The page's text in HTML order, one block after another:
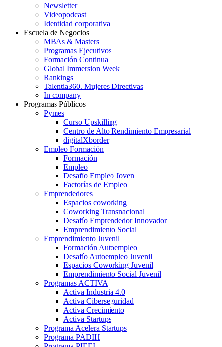
Newsletter
Videopodcast
Identidad corporativa
Escuela de Negocios
MBAs & Masters
Programas Ejecutivos
Formación Continua
Global Immersion Week
Rankings
Talentia360. Mujeres Directivas
In company
Programas Públicos
Pymes
Curso Upskilling
Centro de Alto Rendimiento Empresarial
digitalXborder
Empleo Formación
Formación
Empleo
Desafío Empleo Joven
Factorías de Empleo
Emprendedores
Espacios coworking
Coworking Transnacional
Desafío Emprendedor Innovador
Emprendimiento Social
Emprendimiento Juvenil
Formación Autoempleo
Desafío Autoempleo Juvenil
Espacios Coworking Juvenil
Emprendimiento Social Juvenil
Programas ACTIVA
Activa Industria 4.0
Activa Ciberseguridad
Activa Crecimiento
Activa Startups
Programa Acelera Startups
Programa PADIH